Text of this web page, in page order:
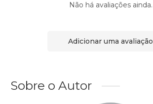
Não há avaliações ainda.
Adicionar uma avaliação
Sobre o Autor